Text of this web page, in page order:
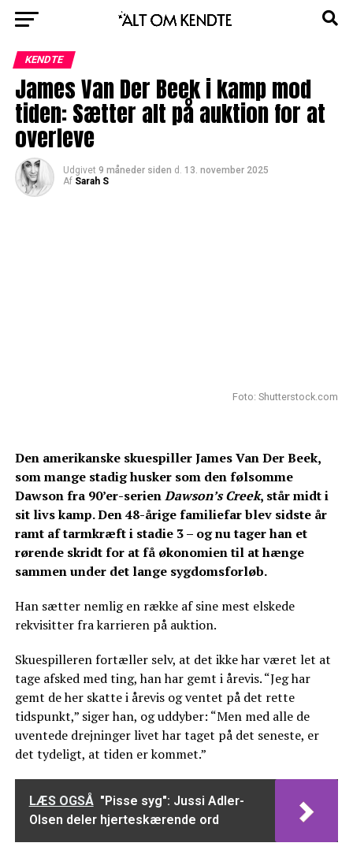
KENDTE
James Van Der Beek i kamp mod
tiden: Sætter alt på auktion for at
overleve
Udgivet 9 måneder siden d. 13. november 2025
Af Sarah S
Foto: Shutterstock.com
Den amerikanske skuespiller James Van Der Beek,
som mange stadig husker som den følsomme
Dawson fra 90’er-serienDawson’s Creek, står midt i
sit livs kamp. Den 48-årige familiefar blev sidste år
ramt af tarmkræft i stadie 3 – og nu tager han et
rørende skridt for at få økonomien til at hænge
sammen under det lange sygdomsforløb.
Han sætter nemlig en række af sine mest elskede
rekvisitter fra karrieren på auktion.
Skuespilleren fortæller selv, at det ikke har været let at
tage afsked med ting, han har gemt i årevis. “Jeg har
gemt de her skatte i årevis og ventet på det rette
tidspunkt,” siger han, og uddyber: “Men med alle de
uventede drejninger livet har taget på det seneste, er
det tydeligt, at tiden er kommet.”
LÆS OGSÅ "Pisse syg": Jussi Adler-
Olsen deler hjerteskærende ord